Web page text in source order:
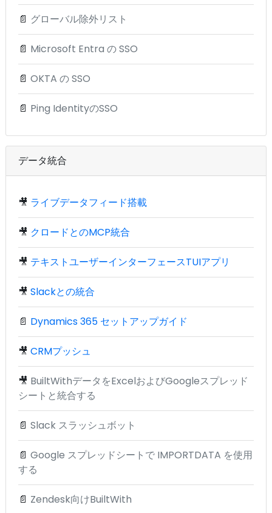
📄 グローバル除外リスト
📄 Microsoft Entra の SSO
📄 OKTA の SSO
📄 Ping IdentityのSSO
データ統合
🎥 ライブデータフィード搭載
🎥 クロードとのMCP統合
🎥 テキストユーザーインターフェースTUIアプリ
🎥 Slackとの統合
📄 Dynamics 365 セットアップガイド
🎥 CRMプッシュ
🎥 BuiltWithデータをExcelおよびGoogleスプレッド
シートと統合する
📄 Slack スラッシュボット
📄 Google スプレッドシートで IMPORTDATA を使用
する
📄 Zendesk向けBuiltWith